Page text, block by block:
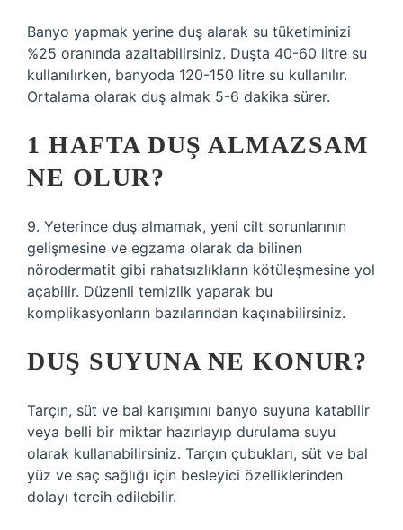
Banyo yapmak yerine duş alarak su tüketiminizi
%25 oranında azaltabilirsiniz. Duşta 40-60 litre su
kullanılırken, banyoda 120-150 litre su kullanılır.
Ortalama olarak duş almak 5-6 dakika sürer.
1 HAFTA DUŞ ALMAZSAM
NE OLUR?
9. Yeterince duş almamak, yeni cilt sorunlarının
gelişmesine ve egzama olarak da bilinen
nörodermatit gibi rahatsızlıkların kötüleşmesine yol
açabilir. Düzenli temizlik yaparak bu
komplikasyonların bazılarından kaçınabilirsiniz.
DUŞ SUYUNA NE KONUR?
Tarçın, süt ve bal karışımını banyo suyuna katabilir
veya belli bir miktar hazırlayıp durulama suyu
olarak kullanabilirsiniz. Tarçın çubukları, süt ve bal
yüz ve saç sağlığı için besleyici özelliklerinden
dolayı tercih edilebilir.